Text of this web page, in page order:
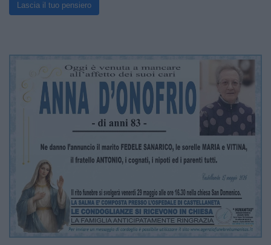
Lascia il tuo pensiero